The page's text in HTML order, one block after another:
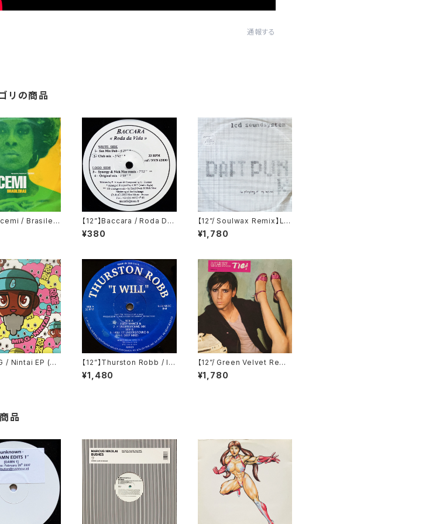
通報する
リの商品
/ Brasileir
Plastics)
【12”】Baccara / Roda Da
Vida (Nice Music) (NVN
63000)
¥380
【12”/ Soulwax Remix】LC
D Soundsystem / Daft P
unk Is Playing At My Ho
¥1,780
G / Nintai EP (Ph
【12”】Thurston Robb / I
Will (Acacia Records) (A
R021)
¥1,480
【12”/ Green Velvet Remi
x】Tiga / Shoes (Differe
nt) (DIFB 1216T)
¥1,780
品